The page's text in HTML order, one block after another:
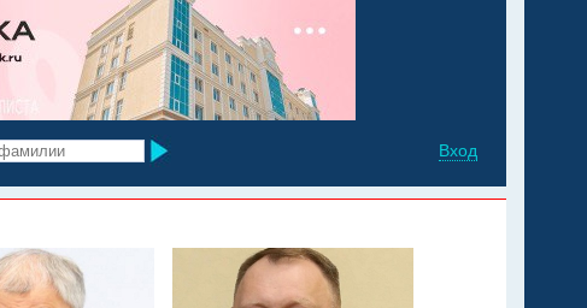
Вход